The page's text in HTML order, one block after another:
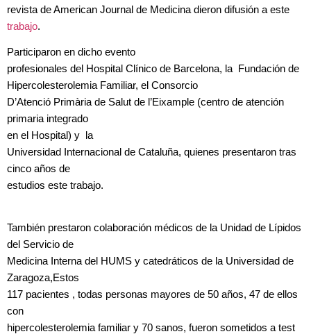
revista de American Journal de Medicina dieron difusión a este
trabajo.
Participaron en dicho evento
profesionales del Hospital Clínico de Barcelona, la Fundación de
Hipercolesterolemia Familiar, el Consorcio
D’Atenció Primària de Salut de l’Eixample (centro de atención
primaria integrado
en el Hospital) y la
Universidad Internacional de Cataluña, quienes presentaron tras
cinco años de
estudios este trabajo.
También prestaron colaboración médicos de la Unidad de Lípidos
del Servicio de
Medicina Interna del HUMS y catedráticos de la Universidad de
Zaragoza,Estos
117 pacientes , todas personas mayores de 50 años, 47 de ellos
con
hipercolesterolemia familiar y 70 sanos, fueron sometidos a test